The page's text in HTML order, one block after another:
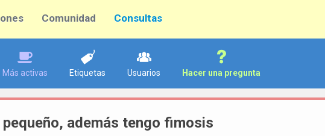
Comunidad Consultas
Más activas Etiquetas Usuarios Hacer una pregunta
pequeño, además tengo fimosis